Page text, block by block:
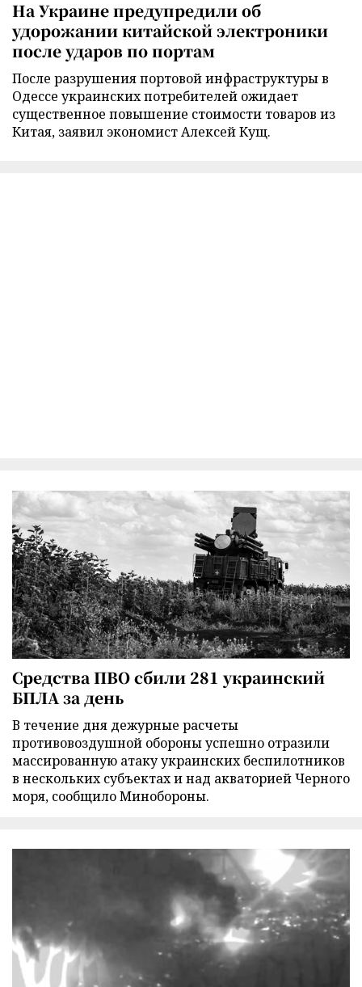
На Украине предупредили об
удорожании китайской электроники
после ударов по портам
После разрушения портовой инфраструктуры в
Одессе украинских потребителей ожидает
существенное повышение стоимости товаров из
Китая, заявил экономист Алексей Кущ.
Средства ПВО сбили 281 украинский
БПЛА за день
В течение дня дежурные расчеты
противовоздушной обороны успешно отразили
массированную атаку украинских беспилотников
в нескольких субъектах и над акваторией Черного
моря, сообщило Минобороны.